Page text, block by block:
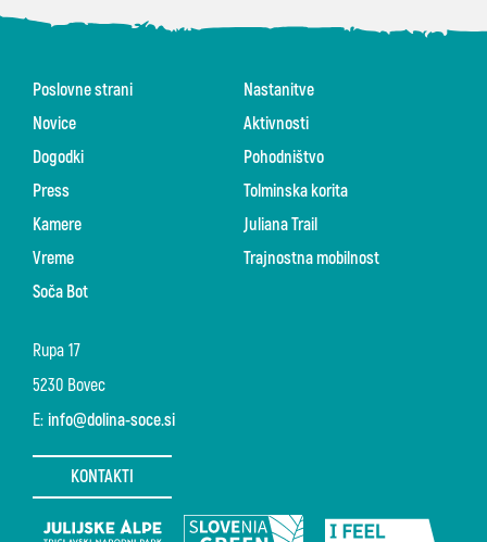
Rupa 17
5230 Bovec
E: info@dolina-soce.si
KONTAKTI
Poslovne strani
Novice
Dogodki
Press
Kamere
Vreme
Soča Bot
Nastanitve
Aktivnosti
Pohodništvo
Tolminska korita
Juliana Trail
Trajnostna mobilnost